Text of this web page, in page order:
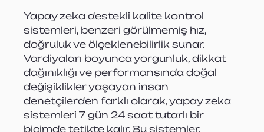
Yapay zeka destekli kalite kontrol
sistemleri, benzeri görülmemiş hız,
doğruluk ve ölçeklenebilirlik sunar.
Vardiyaları boyunca yorgunluk, dikkat
dağınıklığı ve performansında doğal
değişiklikler yaşayan insan
denetçilerden farklı olarak, yapay zeka
sistemleri 7 gün 24 saat tutarlı bir
biçimde tetikte kalır. Bu sistemler,